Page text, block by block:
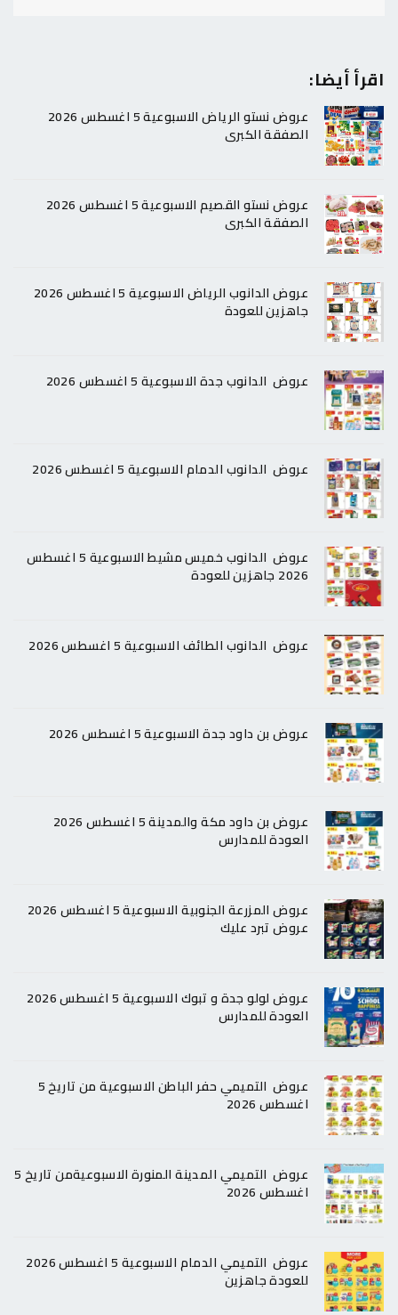
اقرأ أيضا:
عروض نستو الرياض الاسبوعية 5 اغسطس 2026
الصفقة الكبرى
عروض نستو القصيم الاسبوعية 5 اغسطس 2026
الصفقة الكبرى
عروض الدانوب الرياض الاسبوعية 5 اغسطس 2026
جاهزين للعودة
عروض الدانوب جدة الاسبوعية 5 اغسطس 2026
عروض الدانوب الدمام الاسبوعية 5 اغسطس 2026
عروض الدانوب خميس مشيط الاسبوعية 5 اغسطس
2026 جاهزين للعودة
عروض الدانوب الطائف الاسبوعية 5 اغسطس 2026
عروض بن داود جدة الاسبوعية 5 اغسطس 2026
عروض بن داود مكة والمدينة 5 اغسطس 2026
العودة للمدارس
عروض المزرعة الجنوبية الاسبوعية 5 اغسطس 2026
عروض تبرد عليك
عروض لولو جدة و تبوك الاسبوعية 5 اغسطس 2026
العودة للمدارس
عروض التميمي حفر الباطن الاسبوعية من تاريخ 5
اغسطس 2026
عروض التميمي المدينة المنورة الاسبوعيةمن تاريخ 5
اغسطس 2026
عروض التميمي الدمام الاسبوعية 5 اغسطس 2026
للعودة جاهزين